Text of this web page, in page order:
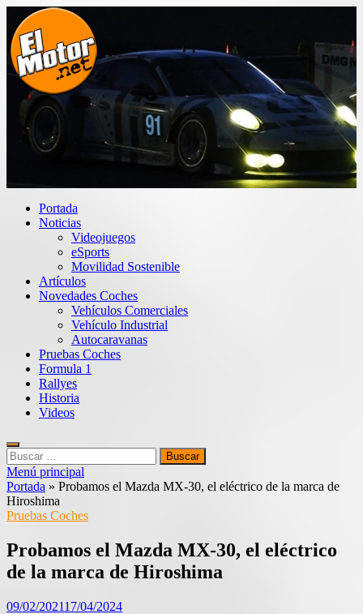
Saltar
contenido
El Motor punto Net
Información sobre novedades y pruebas de Automóviles
Portada
Noticias
Videojuegos
eSports
Movilidad Sostenible
Artículos
Novedades Coches
Vehículos Comerciales
Vehículo Industrial
Autocaravanas
Pruebas Coches
Formula 1
Rallyes
Historia
Videos
Buscar:
Menú principal
Portada » Probamos el Mazda MX-30, el eléctrico de la marca de
Hiroshima
Pruebas Coches
Probamos el Mazda MX-30, el eléctrico
de la marca de Hiroshima
09/02/202117/04/2024